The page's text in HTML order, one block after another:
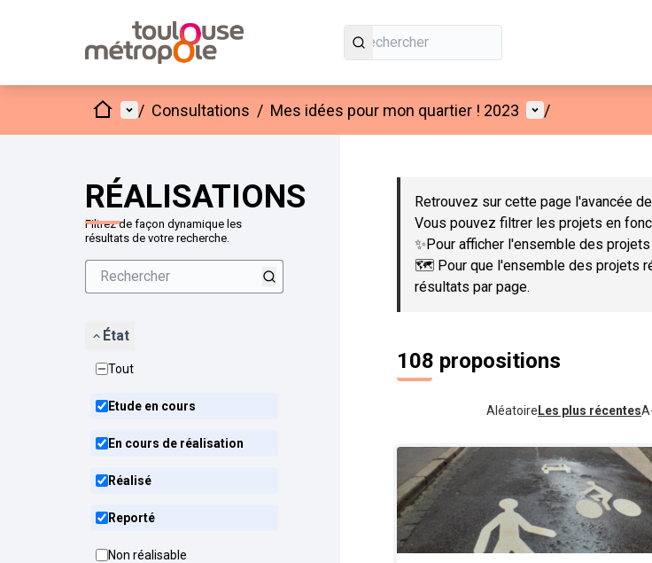
AccueilMenu principal
/ Consultations / Mes idées pour mon quartier ! 2023 Menu utilisateur
/
RÉALISATIONS
Filtrez de façon dynamique les
résultats de votre recherche.
État
Tout
Etude en cours
En cours de réalisation
Réalisé
Reporté
Non réalisable
Passer la carte
Retrouvez sur cette page l'avancée
Vous pouvez filtrer les projets en
✨Pour afficher l'ensemble des
🗺️ Pour que l'ensemble des projets
résultats par page.
108 propositions
Aléatoire Les plus récentes